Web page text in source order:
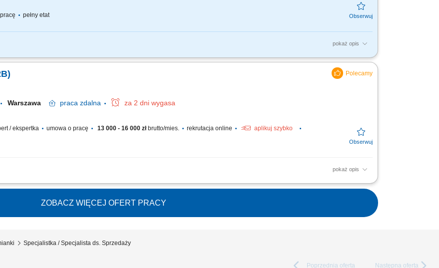
pełny etat
pokaż opis
więc…. W naszym zespole będziesz odpowiadać za pozyskiwanie nowych klientów biznesowych; Zajmiesz się sprzedażą
Warszawa praca zdalna za 2 dni wygasa
/ ekspertka umowa o pracę 13 000 - 16 000 złbrutto/mies. rekrutacja online
aplikuj szybko
pokaż opis
polskim oraz wybranych rynkach europejskich; aktywne pozyskiwanie nowych klientów oraz rozwijanie współpracy z
ZOBACZ WIĘCEJ OFERT PRACY
Specjalistka / Specjalista ds. Sprzedaży
Poprzednia oferta Następna oferta